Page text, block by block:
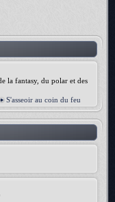
la fantasy, du polar et des
S'asseoir au coin du feu